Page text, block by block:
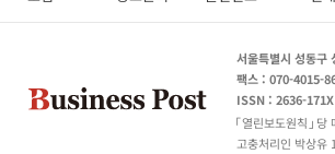
서울특별시 성동구
팩스 : 070-4015-
ISSN : 2636-171X
열린보도원칙
당
고충처리인 박상